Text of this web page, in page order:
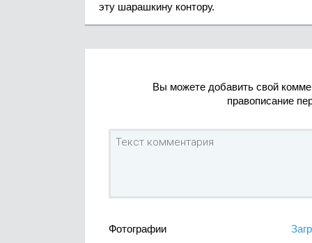
эту шарашкину контору.
Вы можете добавить свой
правописание
Фотографии